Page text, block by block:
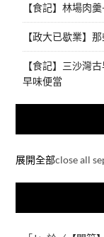
【食記】林場肉
【政大已歇業】
【食記】三沙灣
早味便當
展開全部close all